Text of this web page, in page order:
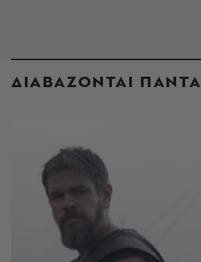
ΔΙΑΒΑΖΟΝΤΑΙ ΠΑΝΤΑ